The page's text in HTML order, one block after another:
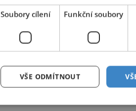
Soubory cílení Funkční soubory
VŠE ODMÍTNOUT